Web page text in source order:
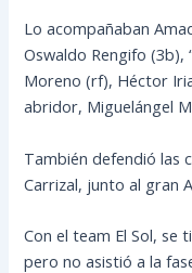
Lo acompañaban
Oswaldo Rengifo (3b),
Moreno (rf), Héctor
abridor, Miguelángel
También defendió las
Carrizal, junto al gran
Con el team El Sol, se
pero no asistió a la